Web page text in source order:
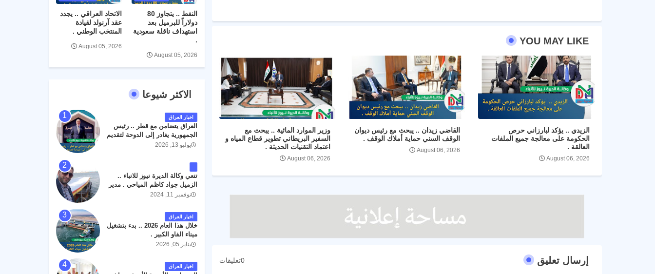
YOU MAY LIKE
الزيدي .. يؤكد لبارزاني حرص
الحكومة على معالجة جميع الملفات
العالقة .
August 06, 2026
القاضي زيدان .. يبحث مع رئيس ديوان
الوقف السني حماية أملاك الوقف .
August 06, 2026
وزير الموارد المائية .. يبحث مع
السفير البريطاني تطوير قطاع المياه و
اعتماد التقنيات الحديثة .
August 06, 2026
إرسال تعليق 0تعليقات
النفط .. يتجاوز 80
دولاراً للبرميل بعد
استهداف ناقلة سعودية
.
August 05, 2026
الاتحاد العراقي .. يجدد
عقد آرنولد لقيادة
المنتخب الوطني .
August 05, 2026
الاكثر شيوعا
اخبار العراق
العراق يتضامن مع قطر .. رئيس
الجمهورية يغادر إلى الدوحة لتقديم
واجب العزاء .
يوليو 13, 2026
تنعي وكالة الديرة نيوز للانباء ..
الزميل جواد كاظم المياحي . مدير
الخطوط الجوية العراقية السابق
البصرة الدولي اليوم الاثنين على
الطريق المؤدي من البوابة
الرئيسة الى صالة المسافرين .
حيث كان سبب الحادث يعود
لتصادم عجلته مع عجلة نوع كيا بنكو
مطار البصرة الدولي . سائلين الله
عز وجل ان يتغمد الفقيد بواسع
نوفمبر 11, 2024
اخبار العراق
خلال هذا العام 2026 .. بدء بتشغيل
ميناء الفاو الكبير .
يناير 05, 2026
اخبار العراق